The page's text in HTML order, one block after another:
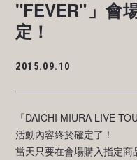
"FEVER"」會
定！
2015.09.10
「DAICHI MIURA LIVE
活動內容終於確定了！
當天只要在會場購入指定